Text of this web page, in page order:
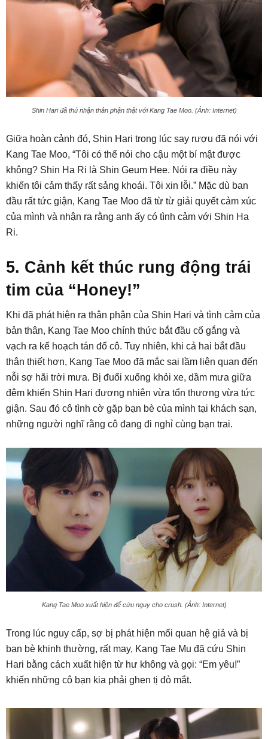
Shin Hari đã thú nhận thân phận thật với Kang Tae Moo. (Ảnh: Internet)
Giữa hoàn cảnh đó, Shin Hari trong lúc say rượu đã nói với
Kang Tae Moo, “Tôi có thể nói cho cậu một bí mật được
không? Shin Ha Ri là Shin Geum Hee. Nói ra điều này
khiến tôi cảm thấy rất sảng khoái. Tôi xin lỗi.” Mặc dù ban
đầu rất tức giận, Kang Tae Moo đã từ từ giải quyết cảm xúc
của mình và nhận ra rằng anh ấy có tình cảm với Shin Ha
Ri.
5. Cảnh kết thúc rung động trái
tim của “Honey!”
Khi đã phát hiện ra thân phận của Shin Hari và tình cảm của
bản thân, Kang Tae Moo chính thức bắt đầu cố gắng và
vạch ra kế hoạch tán đổ cô. Tuy nhiên, khi cả hai bắt đầu
thân thiết hơn, Kang Tae Moo đã mắc sai lầm liên quan đến
nỗi sợ hãi trời mưa. Bị đuổi xuống khỏi xe, dầm mưa giữa
đêm khiến Shin Hari đương nhiên vừa tổn thương vừa tức
giận. Sau đó cô tình cờ gặp bạn bè của mình tại khách sạn,
những người nghĩ rằng cô đang đi nghỉ cùng bạn trai.
Kang Tae Moo xuất hiện để cứu nguy cho crush. (Ảnh: Internet)
Trong lúc nguy cấp, sợ bị phát hiện mối quan hệ giả và bị
bạn bè khinh thường, rất may, Kang Tae Mu đã cứu Shin
Hari bằng cách xuất hiện từ hư không và gọi: “Em yêu!”
khiến những cô bạn kia phải ghen tị đỏ mắt.